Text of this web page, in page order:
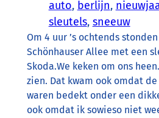
auto, berlijn,
sleutels, sneeuw
Om 4 uur ’s ochtends
Schönhauser Allee met een
Skoda.We keken om ons
zien. Dat kwam ook omdat de
waren bedekt onder een
ook omdat ik sowieso niet